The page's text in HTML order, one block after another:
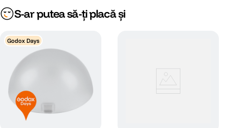
S-ar putea să-ți placă și
Godox Days